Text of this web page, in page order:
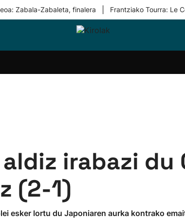
Zabala-Zabaleta, finalera Frantziako Tourra: Le
Taldeak
irabazi
(2-1)
esker lortu du Japoniaren aurka kontrako